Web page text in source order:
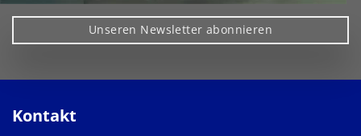
Unseren Newsletter abonnieren
Kontakt